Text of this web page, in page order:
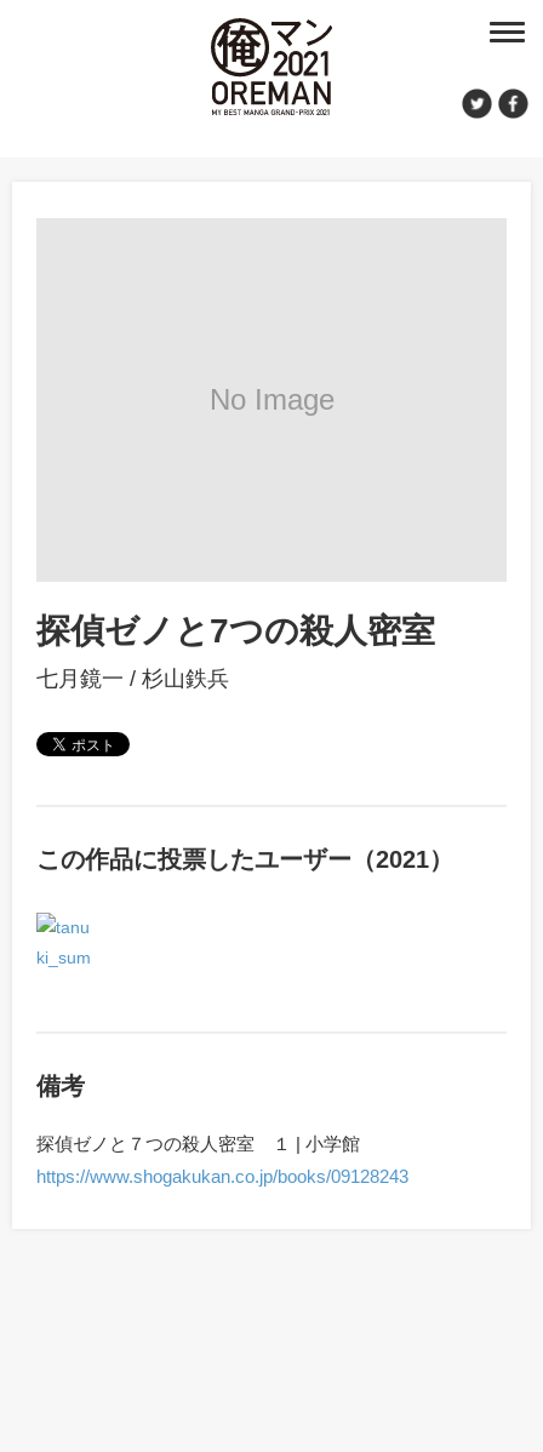
探偵ゼノと7つの殺人密室
七月鏡一 / 杉山鉄兵
この作品に投票したユーザー（2021）
備考
探偵ゼノと７つの殺人密室 １ | 小学館
https://www.shogakukan.co.jp/books/09128243